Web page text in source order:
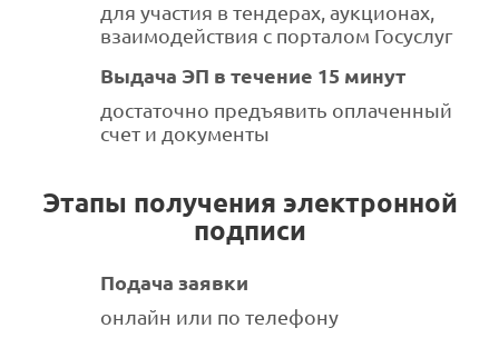
для участия в тендерах, аукционах,
взаимодействия с порталом Госуслуг
Выдача ЭП в течение 15 минут
достаточно предъявить оплаченный
счет и документы
Этапы получения электронной
подписи
Подача заявки
онлайн или по телефону